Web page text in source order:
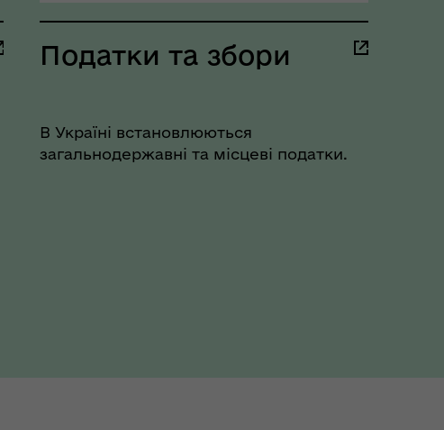
Податки та збори
В Україні встановлюються
загальнодержавні та місцеві податки.